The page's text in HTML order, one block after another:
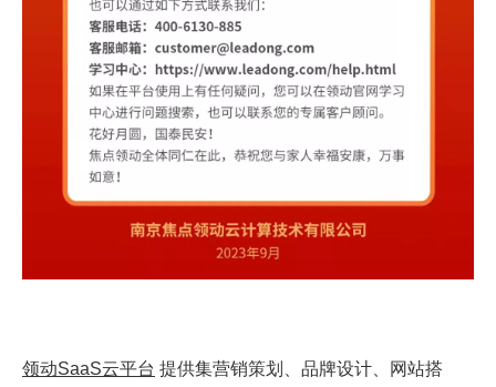
领动SaaS云平台 提供集营销策划、品牌设计、网站搭